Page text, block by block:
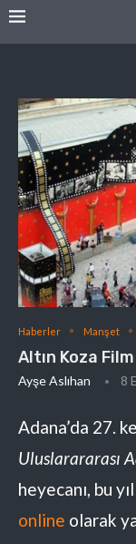
Haberler Manşet
Altın Koza
Ayşe Aslıhan 8
Adana’da 27.
Uluslarararası
heyecanı, bu
online olarak